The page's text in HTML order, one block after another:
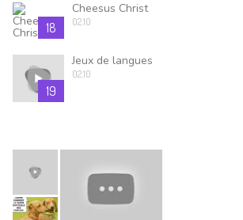
18
Cheesus Christ
02.10
19
Jeux de langues
02.10